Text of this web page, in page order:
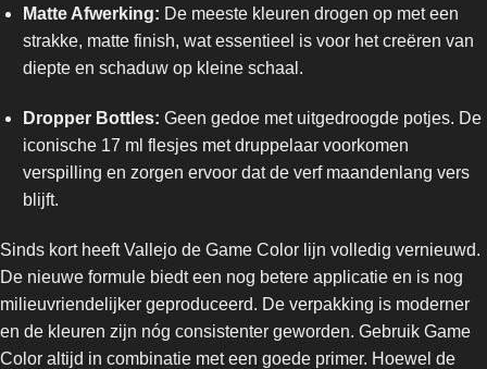
Matte Afwerking: De meeste kleuren drogen op met een
strakke, matte finish, wat essentieel is voor het creëren van
diepte en schaduw op kleine schaal.
Dropper Bottles: Geen gedoe met uitgedroogde potjes. De
iconische 17 ml flesjes met druppelaar voorkomen
verspilling en zorgen ervoor dat de verf maandenlang vers
blijft.
Sinds kort heeft Vallejo de Game Color lijn volledig vernieuwd.
De nieuwe formule biedt een nog betere applicatie en is nog
milieuvriendelijker geproduceerd. De verpakking is moderner
en de kleuren zijn nóg consistenter geworden. Gebruik Game
Color altijd in combinatie met een goede primer. Hoewel de